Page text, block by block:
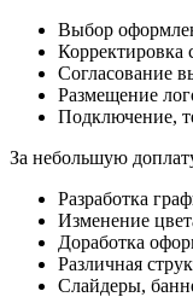
Выбор
Корректировка
Согласование
Размещение
Подключение,
За небольшую
Разработка
Изменение
Доработка
Различная
Слайдеры,